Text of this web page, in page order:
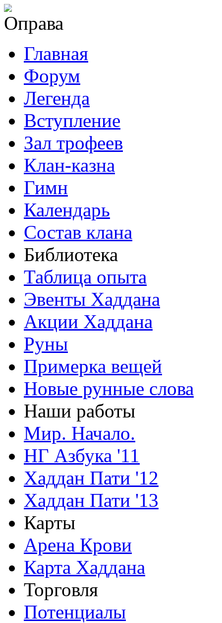
Главная
Форум
Легенда
Вступление
Зал трофеев
Клан-казна
Гимн
Календарь
Состав клана
Библиотека
Таблица опыта
Эвенты Хаддана
Акции Хаддана
Руны
Примерка вещей
Новые рунные слова
Наши работы
Мир. Начало.
НГ Азбука '11
Хаддан Пати '12
Хаддан Пати '13
Карты
Арена Крови
Карта Хаддана
Торговля
Потенциалы